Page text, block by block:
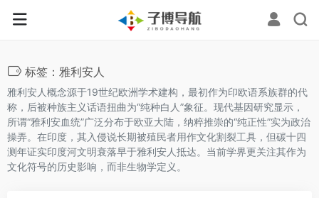
标签：雅利安人
雅利安人概念源于19世纪欧洲学术建构，最初作为印欧语系族群的代
称，后被种族主义话语扭曲为“纯种白人”象征。现代基因研究显示，
所谓“雅利安血统”广泛分布于欧亚大陆，纳粹推崇的“纯正性”实为政治
操弄。在印度，其入侵说长期被殖民者用作文化割裂工具，但碳十四
测年证实印度河文明衰落早于雅利安人抵达。当前学界更关注其作为
文化符号的历史影响，而非生物学定义。